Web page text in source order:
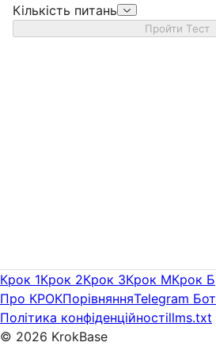
Кількість питань
Пройти Тест
Крок 1Крок 2Крок 3Крок MКрок Б
Про КРОКПорівнянняTelegram Бот
Політика конфіденційностіllms.txt
© 2026 KrokBase